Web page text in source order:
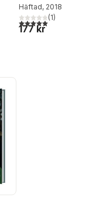
Johansson
Häftad, 2018
5,0utav 5 stjärnor.
(1)
177 kr